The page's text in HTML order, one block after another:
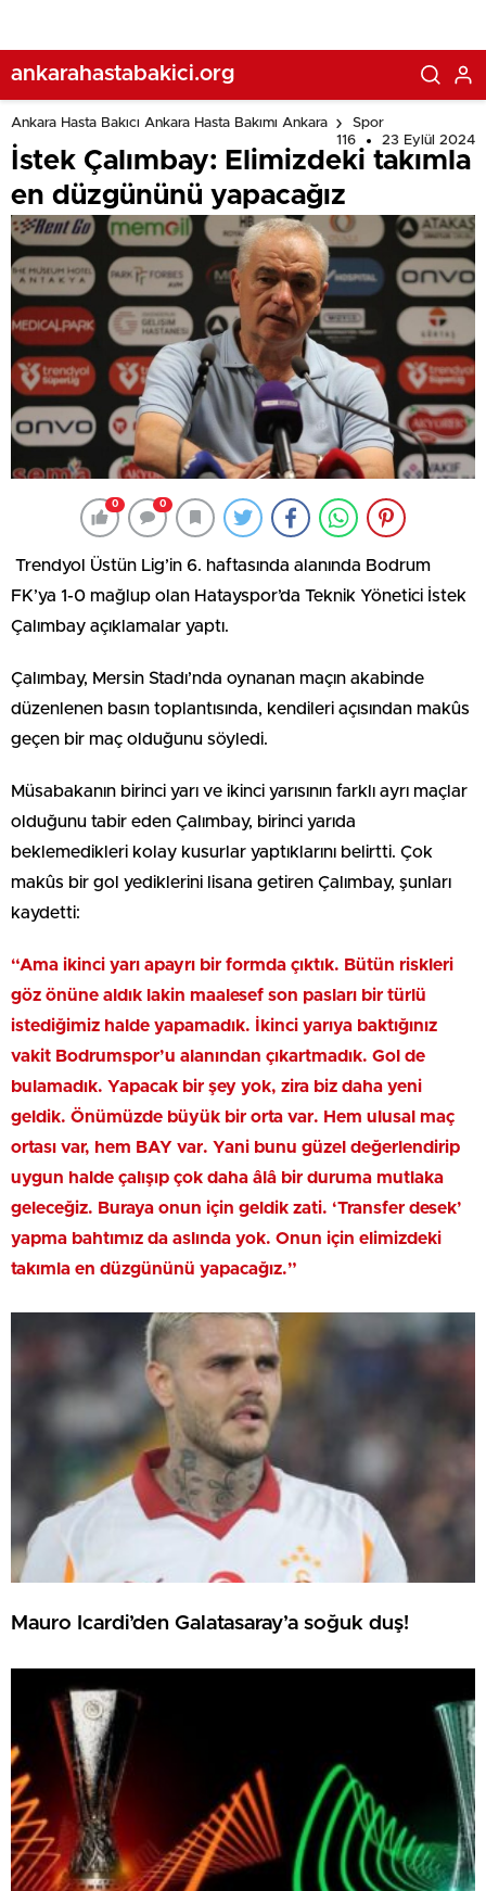
ankarahastabakici.org
Ankara Hasta Bakıcı Ankara Hasta Bakımı Ankara
Spor
116
23 Eylül 2024
İstek Çalımbay: Elimizdeki takımla
en düzgününü yapacağız
0 0
Trendyol Üstün Lig’in 6. haftasında alanında Bodrum
FK’ya 1-0 mağlup olan Hatayspor’da Teknik Yönetici İstek
Çalımbay açıklamalar yaptı.
Çalımbay, Mersin Stadı’nda oynanan maçın akabinde
düzenlenen basın toplantısında, kendileri açısından makûs
geçen bir maç olduğunu söyledi.
Müsabakanın birinci yarı ve ikinci yarısının farklı ayrı maçlar
olduğunu tabir eden Çalımbay, birinci yarıda
beklemedikleri kolay kusurlar yaptıklarını belirtti. Çok
makûs bir gol yediklerini lisana getiren Çalımbay, şunları
kaydetti:
“Ama ikinci yarı apayrı bir formda çıktık. Bütün riskleri
göz önüne aldık lakin maalesef son pasları bir türlü
istediğimiz halde yapamadık. İkinci yarıya baktığınız
vakit Bodrumspor’u alanından çıkartmadık. Gol de
bulamadık. Yapacak bir şey yok, zira biz daha yeni
geldik. Önümüzde büyük bir orta var. Hem ulusal maç
ortası var, hem BAY var. Yani bunu güzel değerlendirip
uygun halde çalışıp çok daha âlâ bir duruma mutlaka
geleceğiz. Buraya onun için geldik zati. ‘Transfer desek’
yapma bahtımız da aslında yok. Onun için elimizdeki
takımla en düzgününü yapacağız.”
Mauro Icardi’den Galatasaray’a soğuk duş!